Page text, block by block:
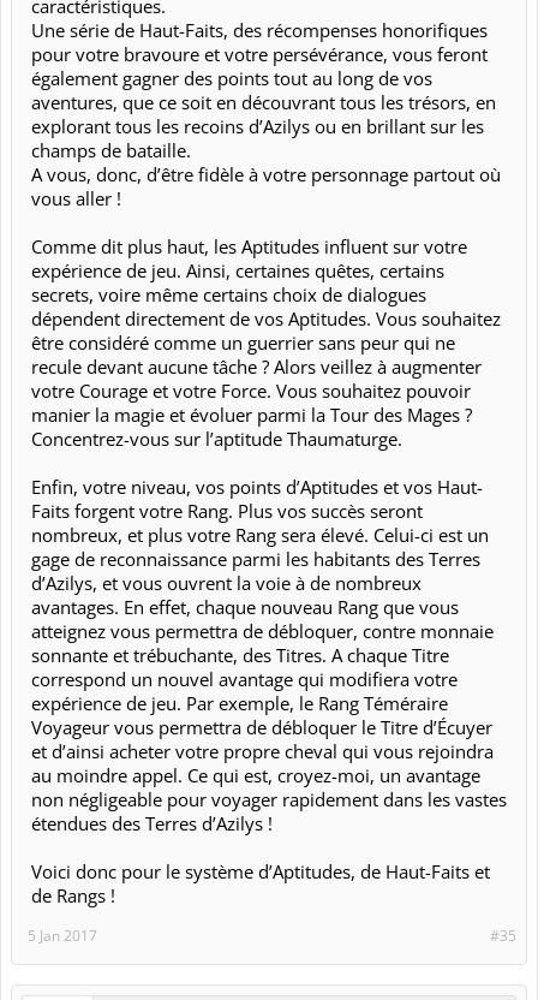
caractéristiques.
Une série de Haut-Faits, des récompenses honorifiques
pour votre bravoure et votre persévérance, vous feront
également gagner des points tout au long de vos
aventures, que ce soit en découvrant tous les trésors, en
explorant tous les recoins d’Azilys ou en brillant sur les
champs de bataille.
A vous, donc, d’être fidèle à votre personnage partout où
vous aller !
Comme dit plus haut, les Aptitudes influent sur votre
expérience de jeu. Ainsi, certaines quêtes, certains
secrets, voire même certains choix de dialogues
dépendent directement de vos Aptitudes. Vous souhaitez
être considéré comme un guerrier sans peur qui ne
recule devant aucune tâche ? Alors veillez à augmenter
votre Courage et votre Force. Vous souhaitez pouvoir
manier la magie et évoluer parmi la Tour des Mages ?
Concentrez-vous sur l’aptitude Thaumaturge.
Enfin, votre niveau, vos points d’Aptitudes et vos Haut-
Faits forgent votre Rang. Plus vos succès seront
nombreux, et plus votre Rang sera élevé. Celui-ci est un
gage de reconnaissance parmi les habitants des Terres
d’Azilys, et vous ouvrent la voie à de nombreux
avantages. En effet, chaque nouveau Rang que vous
atteignez vous permettra de débloquer, contre monnaie
sonnante et trébuchante, des Titres. A chaque Titre
correspond un nouvel avantage qui modifiera votre
expérience de jeu. Par exemple, le Rang Téméraire
Voyageur vous permettra de débloquer le Titre d’Écuyer
et d’ainsi acheter votre propre cheval qui vous rejoindra
au moindre appel. Ce qui est, croyez-moi, un avantage
non négligeable pour voyager rapidement dans les vastes
étendues des Terres d’Azilys !
Voici donc pour le système d’Aptitudes, de Haut-Faits et
de Rangs !
#35
5 Jan 2017